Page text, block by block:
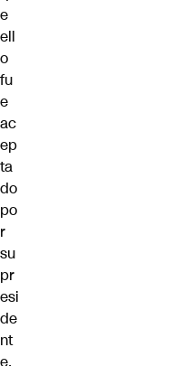
e
ell
o
fu
e
ac
ep
ta
do
po
r
su
pr
esi
de
nt
e,